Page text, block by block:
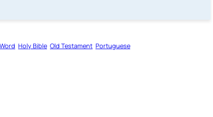
Holy Bible Old Testament Portuguese